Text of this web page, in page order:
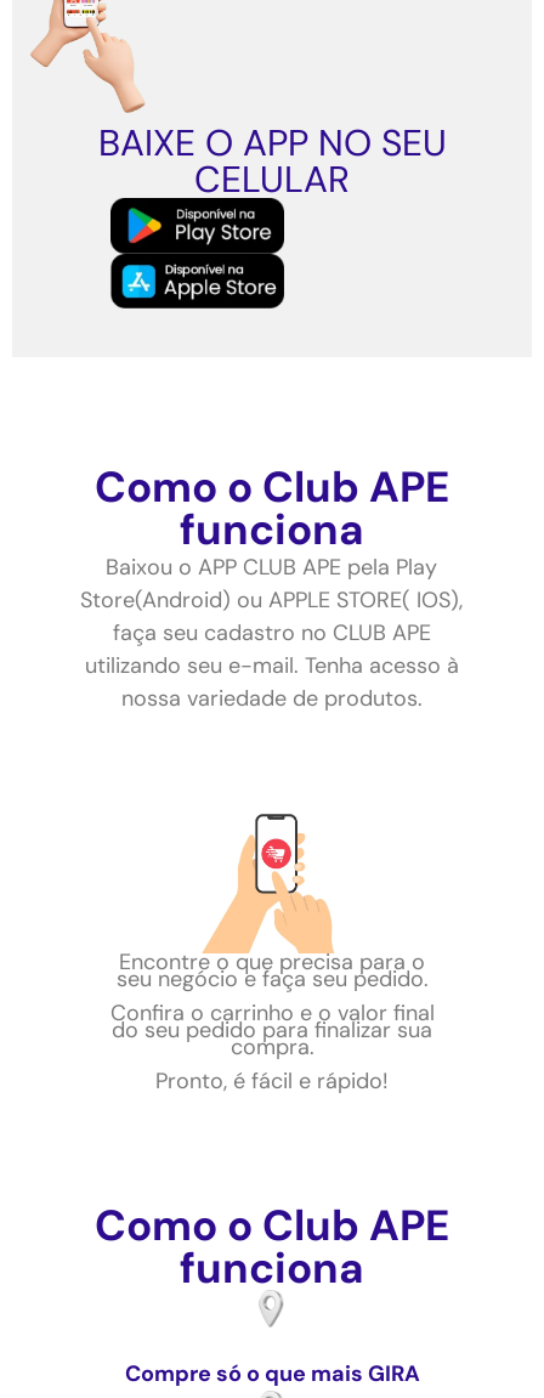
BAIXE O APP NO SEU
CELULAR
Como o Club APE
funciona
Baixou o APP CLUB APE pela Play
Store(Android) ou APPLE STORE( IOS),
faça seu cadastro no CLUB APE
utilizando seu e-mail. Tenha acesso à
nossa variedade de produtos.
Encontre o que precisa para o
seu negócio e faça seu pedido.
Confira o carrinho e o valor final
do seu pedido para finalizar sua
compra.
Pronto, é fácil e rápido!
Como o Club APE
funciona
Compre só o que mais GIRA